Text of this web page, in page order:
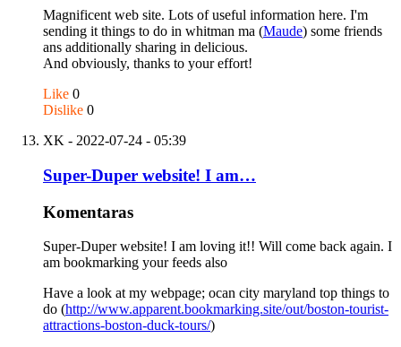
Magnificent web site. Lots of useful information here. I'm
sending it things to do in whitman ma (Maude) some friends
ans additionally sharing in delicious.
And obviously, thanks to your effort!
Like 0
Dislike 0
XK - 2022-07-24 - 05:39
Super-Duper website! I am…
Komentaras
Super-Duper website! I am loving it!! Will come back again. I
am bookmarking your feeds also
Have a look at my webpage; ocan city maryland top things to
do (http://www.apparent.bookmarking.site/out/boston-tourist-
attractions-boston-duck-tours/)